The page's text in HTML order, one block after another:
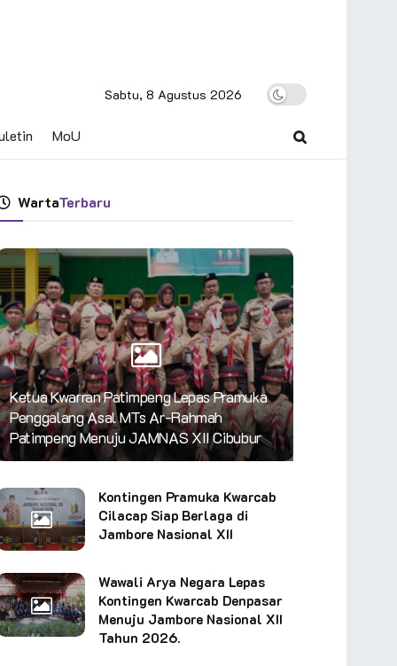
Sabtu, 8 Agustus 2026
MoU
WartaTerbaru
Ketua Kwarran Patimpeng Lepas Pramuka
Penggalang Asal MTs Ar-Rahmah
Patimpeng Menuju JAMNAS XII Cibubur
Kontingen Pramuka Kwarcab
Cilacap Siap Berlaga di
Jambore Nasional XII
Wawali Arya Negara Lepas
Kontingen Kwarcab Denpasar
Menuju Jambore Nasional XII
Tahun 2026.